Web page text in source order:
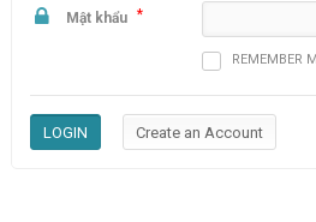
Mật khẩu *
REMEMBER